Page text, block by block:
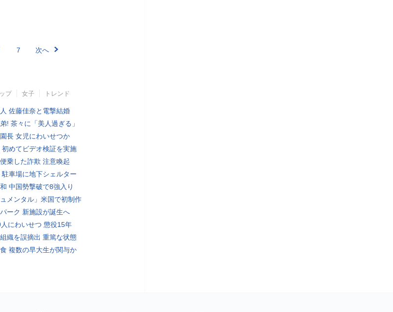
7 次へ
プ 女子 トレンド
佐藤佳奈と電撃結婚
! 茶々に「美人過ぎる」
長 女児にわいせつか
初めてビデオ検証を実施
乗した詐欺 注意喚起
駐車場に地下シェルター
中国勢撃破で8強入り
ュメンタル」米国で初制作
ーク 新施設が誕生へ
にわいせつ 懲役15年
織を誤摘出 重篤な状態
複数の早大生が関与か